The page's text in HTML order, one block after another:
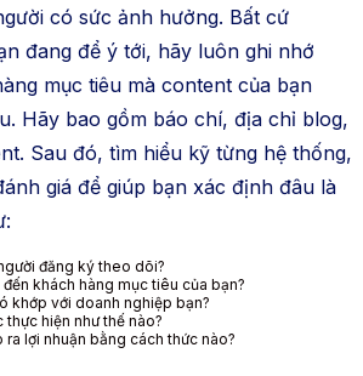
có sức ảnh hưởng. Bất cứ
đang để ý tới, hãy luôn ghi nhớ
mục tiêu mà content của bạn
Hãy bao gồm báo chí, địa chỉ blog,
. Sau đó, tìm hiểu kỹ từng hệ thống,
giá để giúp bạn xác định đâu là
đăng ký theo dõi?
khách hàng mục tiêu của bạn?
khớp với doanh nghiệp bạn?
thực hiện nhưthế nào?
ra lợi nhuận bằng cách thức nào?